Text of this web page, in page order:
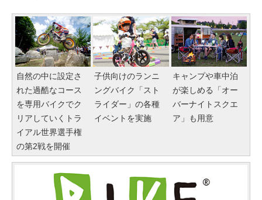
自然の中に設定さ
れた過酷なコース
を専用バイクでク
リアしていくトラ
イアル世界選手権
の第2戦を開催
子供向けのランニ
ングバイク「スト
ライダー」の各種
イベントを実施
キャンプや車中泊
が楽しめる「オー
バーナイトスクエ
ア」も用意